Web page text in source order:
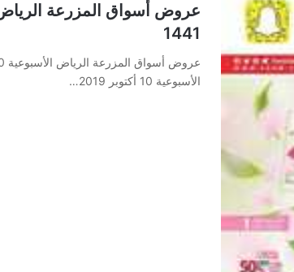
1441
الأسبوعية 10 أكتوبر 2019…